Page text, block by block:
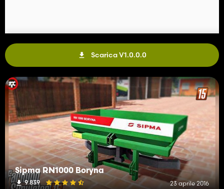
Scarica V1.0.0.0
Sipma RN1000 Boryna
9 839 23 aprile 2016